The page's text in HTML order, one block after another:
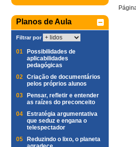
Planos de Aula
Filtrar por
01
Possibilidades de
aplicabilidades
pedagógicas
02 Criação de documentários
pelos próprios alunos
03
Pensar, refletir e entender
as raízes do preconceito
04
Estratégia argumentativa
que seduz e engana o
telespectador
05
Reduzindo o lixo, o planeta